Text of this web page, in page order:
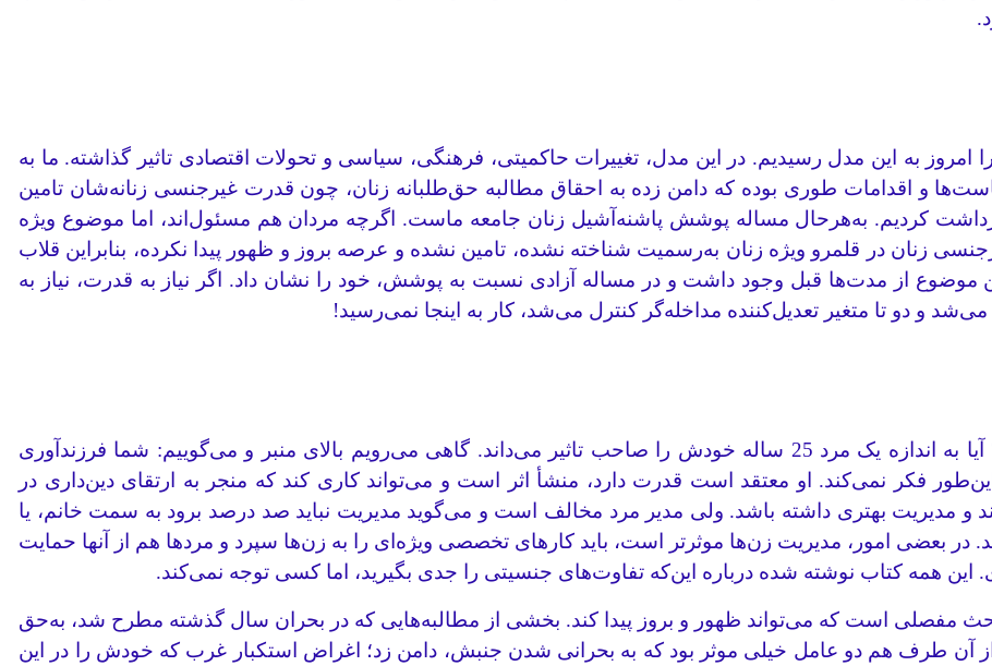
امروز به این مدل رسیدیم. در این مدل، تغییرات حاکمیتی، فرهنگی، سیاسی و تحولات اقتصادی تاثیر گذاشته. ما به
و اقدامات طوری بوده که دامن زده به احقاق مطالبه حق‌طلبانه زنان، چون قدرت غیرجنسی زنانه‌شان تامین
کردیم. به‌هرحال مساله پوشش پاشنه‌آشیل زنان جامعه ماست. اگرچه مردان هم مسئول‌اند، اما موضوع ویژه
زنان در قلمرو ویژه زنان به‌رسمیت شناخته نشده، تامین نشده و عرصه بروز و ظهور پیدا نکرده، بنابراین قلاب
موضوع از مدت‌ها قبل وجود داشت و در مساله آزادی نسبت به پوشش، خود را نشان داد. اگر نیاز به قدرت، نیاز به
و دو تا متغیر تعدیل‌کننده مداخله‌گر کنترل می‌شد، کار به اینجا نمی‌رسید!
یک خانم 23 ـ 24 ساله درجامعه ما چه کاره است؟ آیا به اندازه یک مرد 25 ساله خودش را صاحب تاثیر می‌داند. گاهی می‌رویم بالای منبر و می‌گوییم: شما فرزندآوری
فکر نمی‌کند. او معتقد است قدرت دارد، منشأ اثر است و می‌تواند کاری کند که منجر به ارتقای دین‌داری در
و مدیریت بهتری داشته باشد. ولی مدیر مرد مخالف است و می‌گوید مدیریت نباید صد درصد برود به سمت خانم، یا
در بعضی امور، مدیریت زن‌ها موثرتر است، باید کارهای تخصصی ویژه‌ای را به زن‌ها سپرد و مردها هم از آنها حمایت
این همه کتاب نوشته شده درباره این‌که تفاوت‌های جنسیتی را جدی بگیرید، اما کسی توجه نمی‌کند.
بحث مفصلی است که می‌تواند ظهور و بروز پیدا کند. بخشی از مطالبه‌هایی که در بحران سال گذشته مطرح شد، به‌حق
آن طرف هم دو عامل خیلی موثر بود که به بحرانی شدن جنبش، دامن زد؛ اغراض استکبار غرب که خودش را در این